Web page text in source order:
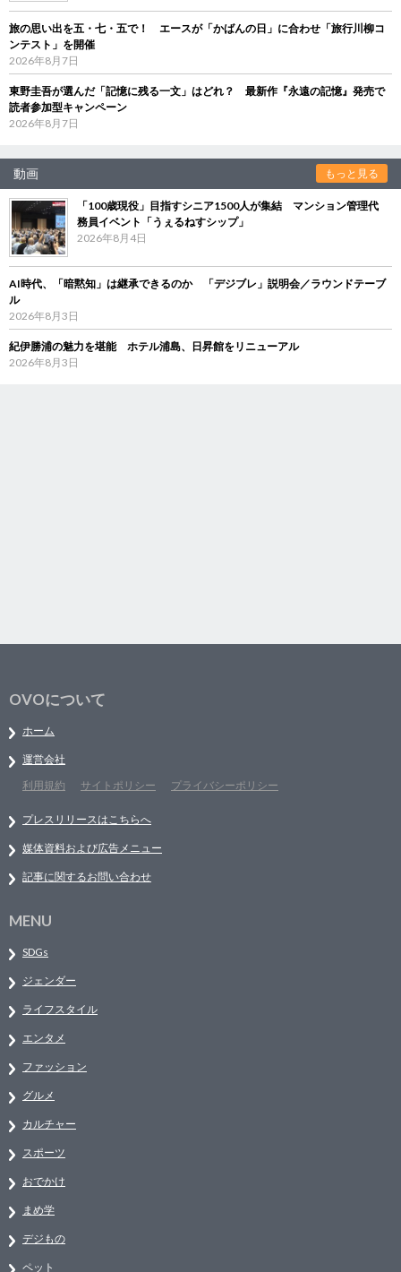
旅の思い出を五・七・五で！ エースが「かばんの日」に合わせ「旅行川柳コ
ンテスト」を開催
2026年8月7日
東野圭吾が選んだ「記憶に残る一文」はどれ？ 最新作『永遠の記憶』発売で
読者参加型キャンペーン
2026年8月7日
動画 もっと見る
「100歳現役」目指すシニア1500人が集結 マンション管理代
務員イベント「うぇるねすシップ」
2026年8月4日
AI時代、「暗黙知」は継承できるのか 「デジブレ」説明会／ラウンドテーブ
ル
2026年8月3日
紀伊勝浦の魅力を堪能 ホテル浦島、日昇館をリニューアル
2026年8月3日
OVOについて
ホーム
運営会社
利用規約
サイトポリシー プライバシーポリシー
プレスリリースはこちらへ
媒体資料および広告メニュー
記事に関するお問い合わせ
MENU
SDGs
ジェンダー
ライフスタイル
エンタメ
ファッション
グルメ
カルチャー
スポーツ
おでかけ
まめ学
デジもの
ペット